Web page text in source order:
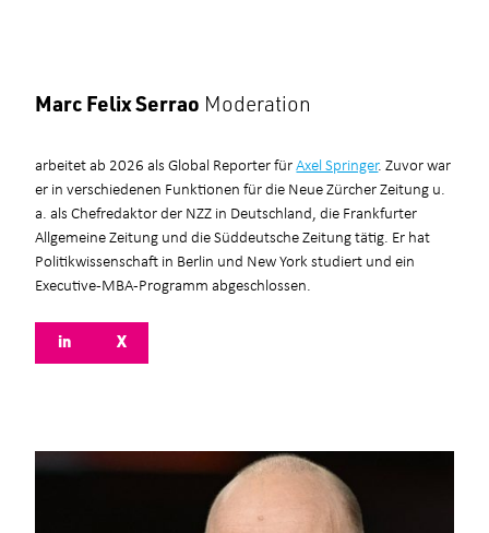
Marc Felix Serrao Moderation
arbeitet ab 2026 als Global Reporter fürAxel Springer. Zuvor war
er in verschiedenen Funktionen für die Neue Zürcher Zeitung u.
a. als Chefredaktor der NZZ in Deutschland, die Frankfurter
Allgemeine Zeitung und die Süddeutsche Zeitung tätig. Er hat
Politikwissenschaft in Berlin und New York studiert und ein
Executive-MBA-Programm abgeschlossen.
in X